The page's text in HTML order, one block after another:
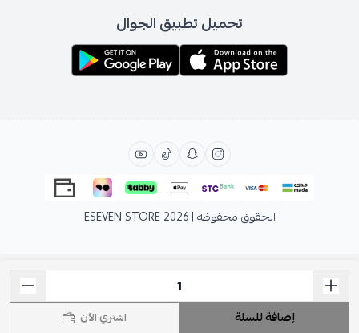
إضافة للسلة اشتري الآن
تحميل تطبيق الجوال
الحقوق محفوظة | 2026 ESEVEN STORE